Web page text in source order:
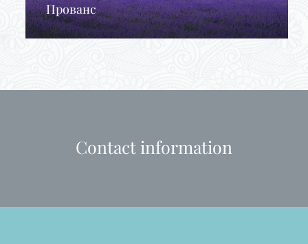
Прованс
Contact information